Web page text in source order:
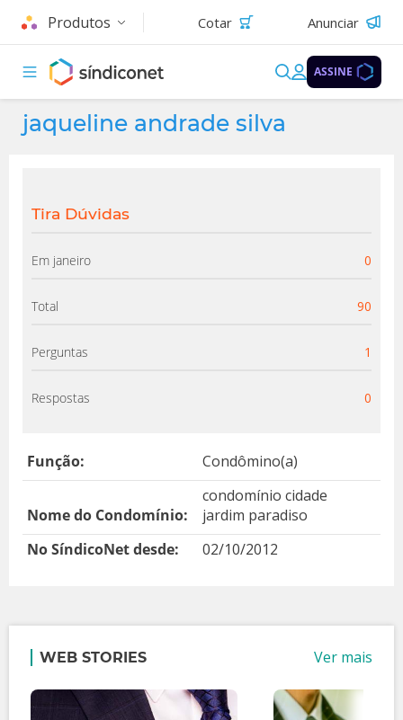
Produtos Cotar Anunciar
ASSINE
jaqueline andrade silva
Tira Dúvidas
Em janeiro 0
Total 90
Perguntas 1
Respostas 0
Função: Condômino(a)
Nome do Condomínio:
condomínio cidade
jardim paradiso
No SíndicoNet desde:
02/10/2012
WEB STORIES Ver mais